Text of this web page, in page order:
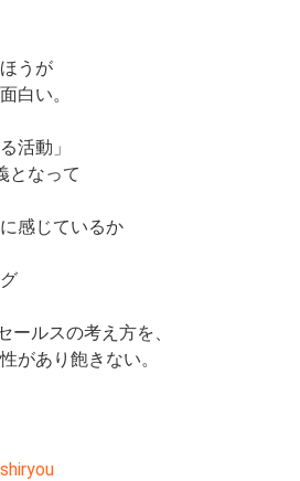
うが
白い。
活動」
となって
感じているか
ルスの考え方を、
があり飽きない。